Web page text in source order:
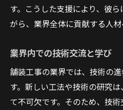
す。こうした支援により、彼
がら、業界全体に貢献する人材
業界内での技術交流と学び
舗装工事の業界では、技術の
す。新しい工法や技術の研究
て不可欠です。そのため、技